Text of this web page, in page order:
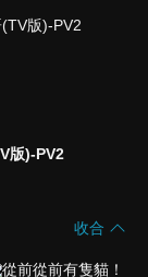
版)-PV2
收合